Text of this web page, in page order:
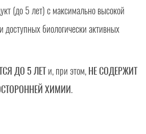
(до 5 лет) с максимально высокой
доступных биологически активных
ДО 5 ЛЕТи, при этом, НЕ СОДЕРЖИТ
ХИМИИ.